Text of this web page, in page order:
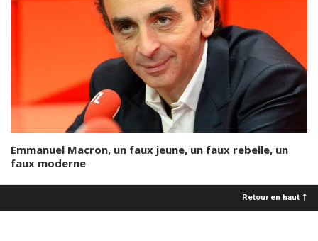
Emmanuel Macron, un faux jeune, un faux rebelle, un
faux moderne
Retour en haut